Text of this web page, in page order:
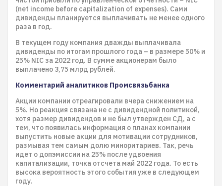
(net income before capitalization of expenses). Сами
дивиденды планируется выплачивать не менее одного
раза в год.
В текущем году компания дважды выплачивала
дивиденды по итогам прошлого года – в размере 50% и
25% NIC за 2022 год. В сумме акционерам было
выплачено 3,75 млрд рублей.
Комментарий аналитиков Промсвязьбанка
Акции компании отреагировали вчера снижением на
5%. Но реакция связана не с дивидендной политикой,
хотя размер дивидендов и не был утвержден СД, а с
тем, что появилась информация о планах компании
выпустить новые акции для мотивации сотрудников,
размывая тем самым долю миноритариев. Так, речь
идет о допэмиссии на 25% после удвоения
капитализации, точка отсчета май 2022 года. То есть
высока вероятность этого события уже в следующем
году.